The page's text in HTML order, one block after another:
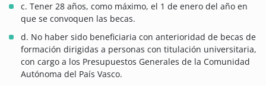
c. Tener 28 años, como máximo, el 1 de enero del año en
que se convoquen las becas.
d. No haber sido beneficiaria con anterioridad de becas de
formación dirigidas a personas con titulación universitaria,
con cargo a los Presupuestos Generales de la Comunidad
Autónoma del País Vasco.